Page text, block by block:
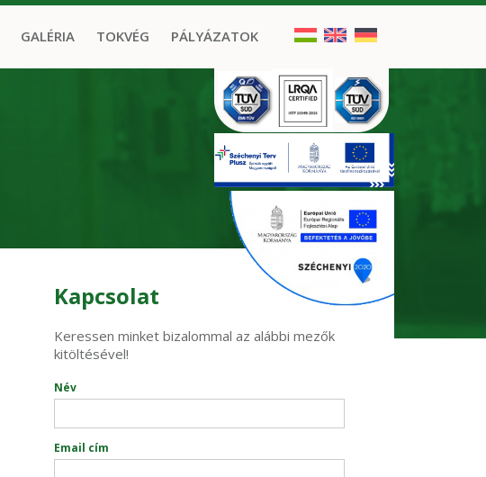
GALÉRIA TOKVÉG PÁLYÁZATOK
Kapcsolat
Keressen minket bizalommal az alábbi mezők
kitöltésével!
Név
Email cím